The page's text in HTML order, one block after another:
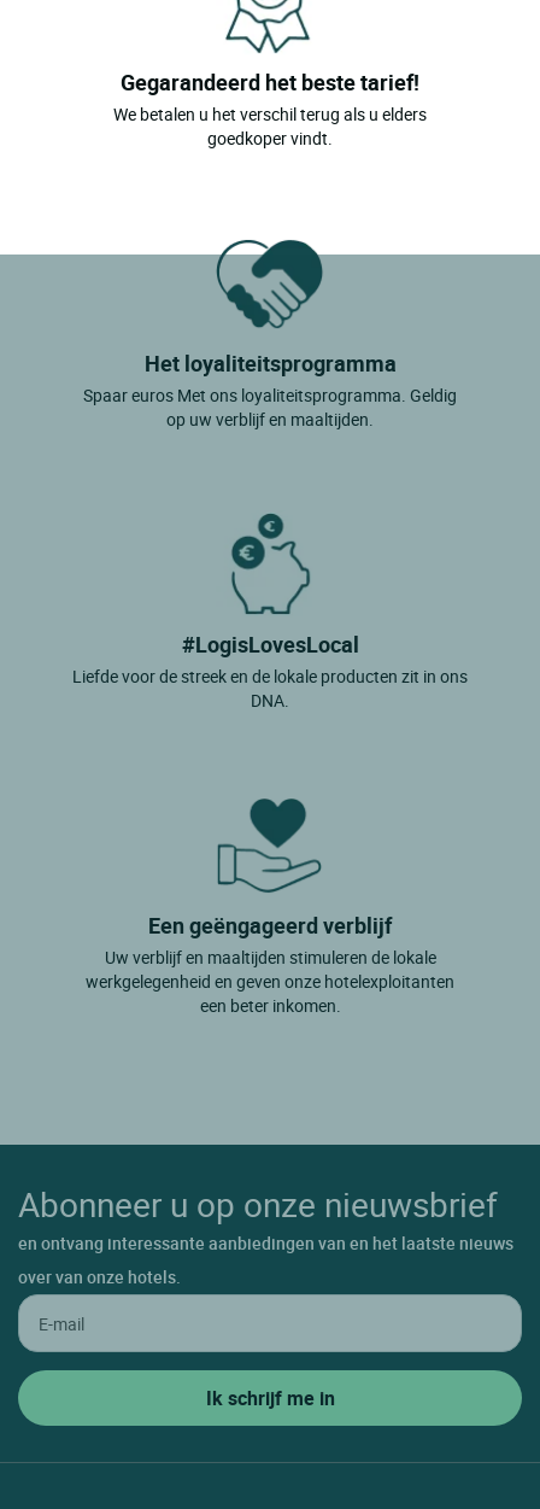
Gegarandeerd het beste tarief!
We betalen u het verschil terug als u elders
goedkoper vindt.
Het loyaliteitsprogramma
Spaar euros Met ons loyaliteitsprogramma. Geldig
op uw verblijf en maaltijden.
#LogisLovesLocal
Liefde voor de streek en de lokale producten zit in ons
DNA.
Een geëngageerd verblijf
Uw verblijf en maaltijden stimuleren de lokale
werkgelegenheid en geven onze hotelexploitanten
een beter inkomen.
Abonneer u op onze nieuwsbrief
en ontvang interessante aanbiedingen van en het laatste nieuws
over van onze hotels.